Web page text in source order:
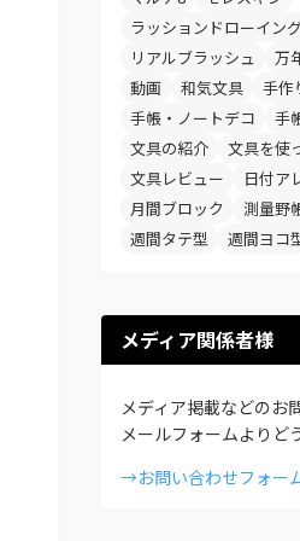
ラッションドローイン
リアルブラッシュ
万
動画
和気文具
手作
手帳・ノートデコ
手
文具の紹介
文具を使
文具レビュー
日付ア
月間ブロック
測量野
週間タテ型
週間ヨコ
メディア関係者様
メディア掲載などのお
メールフォームよりど
→お問い合わせフォー